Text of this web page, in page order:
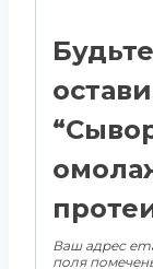
Ваш адрес
поля